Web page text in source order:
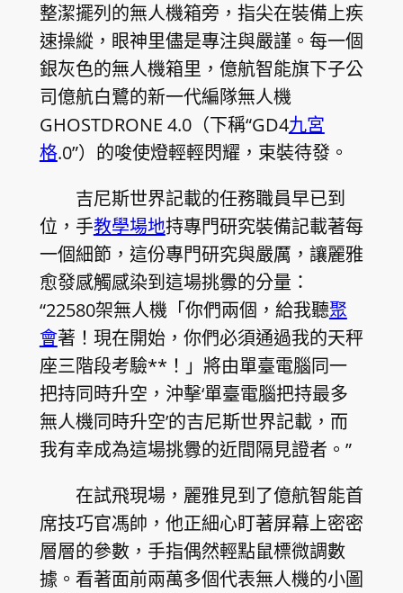
整潔擺列的無人機箱旁，指尖在裝備上疾
速操縱，眼神里儘是專注與嚴謹。每一個
銀灰色的無人機箱里，億航智能旗下子公
司億航白鷺的新一代編隊無人機
GHOSTDRONE 4.0（下稱“GD4九宮
格.0”）的唆使燈輕輕閃耀，束裝待發。
吉尼斯世界記載的任務職員早已到
位，手教學場地持專門研究裝備記載著每
一個細節，這份專門研究與嚴厲，讓麗雅
愈發感觸感染到這場挑釁的分量：
“22580架無人機「你們兩個，給我聽聚
會著！現在開始，你們必須通過我的天秤
座三階段考驗**！」將由單臺電腦同一
把持同時升空，沖擊‘單臺電腦把持最多
無人機同時升空’的吉尼斯世界記載，而
我有幸成為這場挑釁的近間隔見證者。”
在試飛現場，麗雅見到了億航智能首
席技巧官馮帥，他正細心盯著屏幕上密密
層層的參數，手指偶然輕點鼠標微調數
據。看著面前兩萬多個代表無人機的小圖